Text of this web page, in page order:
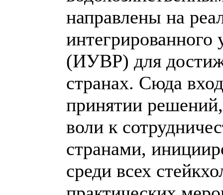
направлены на
(ИУВР) для
странах. Сюда
принятии
воли к
странами,
среди всех